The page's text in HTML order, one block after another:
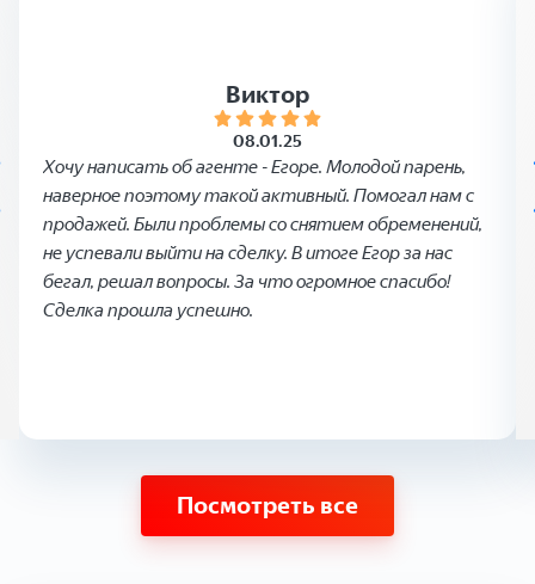
Виктор
08.01.25
Хочу написать об агенте - Егоре. Молодой парень,
наверное поэтому такой активный. Помогал нам с
продажей. Были проблемы со снятием обременений,
не успевали выйти на сделку. В итоге Егор за нас
бегал, решал вопросы. За что огромное спасибо!
Сделка прошла успешно.
Посмотреть все